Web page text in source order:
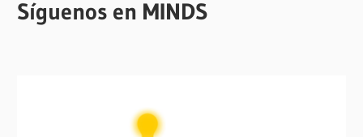
Síguenos en MINDS